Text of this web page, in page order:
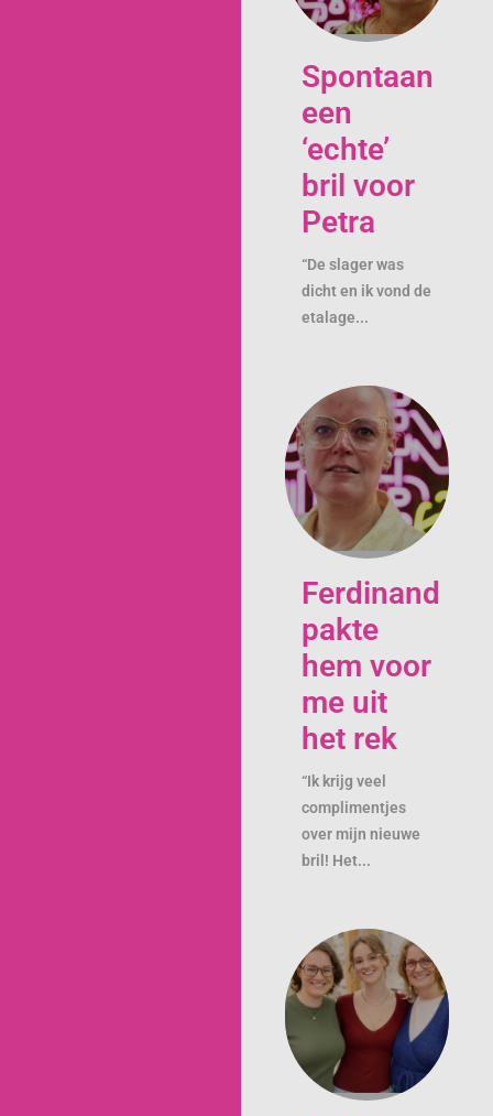
Spontaan
een
‘echte’
bril voor
Petra
“De slager was
dicht en ik vond de
etalage...
Ferdinand
pakte
hem voor
me uit
het rek
“Ik krijg veel
complimentjes
over mijn nieuwe
bril! Het...